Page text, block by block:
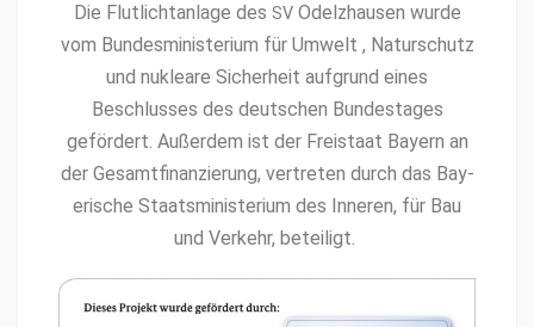
Die Flut­lich­tan­lage des SVOdelzhausen wurde
vom Bun­desmin­is­teri­um für Umwelt , Naturschutz
und nuk­leare Sicher­heit auf­grund eines
Beschlusses des deutschen Bun­destages
gefördert. Außer­dem ist der Freis­taat Bay­ern an
der Gesamt­fi­nanzierung, vertreten durch das Bay­
erische Staatsmin­is­teri­um des Inneren, für Bau
und Verkehr, beteiligt.